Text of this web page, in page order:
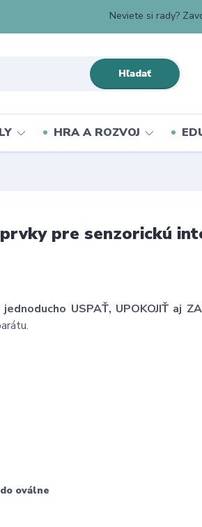
Hľadať
Neviete si rady?
HRA A ROZVOJ
pre senzorickú
USPAŤ, UPOKOJIŤ aj
oválne